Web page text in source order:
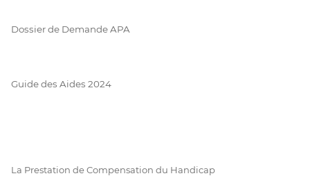
Dossier de Demande APA
Guide des Aides 2024
La Prestation de Compensation du Handicap